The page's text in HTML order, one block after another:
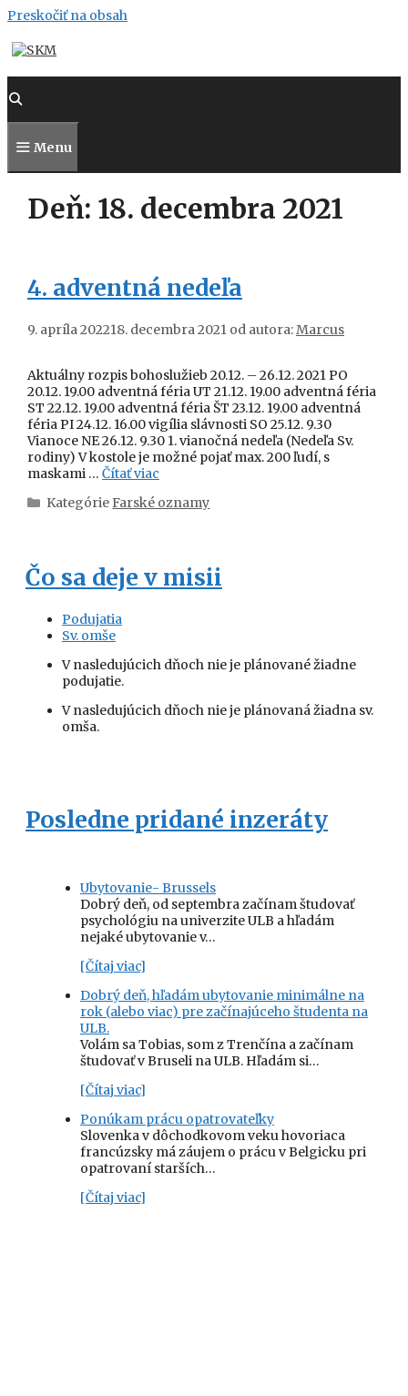
Preskočiť na obsah
Menu
Deň: 18. decembra 2021
4. adventná nedeľa
9. apríla 202218. decembra 2021 od autora:Marcus
Aktuálny rozpis bohoslužieb 20.12. – 26.12. 2021 PO
20.12. 19.00 adventná féria UT 21.12. 19.00 adventná féria
ST 22.12. 19.00 adventná féria ŠT 23.12. 19.00 adventná
féria PI 24.12. 16.00 vigília slávnosti SO 25.12. 9.30
Vianoce NE 26.12. 9.30 1. vianočná nedeľa (Nedeľa Sv.
rodiny) V kostole je možné pojať max. 200 ľudí, s
maskami … Čítať viac
KategórieFarské oznamy
Čo sa deje v misii
Podujatia
Sv. omše
V nasledujúcich dňoch nie je plánované žiadne
podujatie.
V nasledujúcich dňoch nie je plánovaná žiadna sv.
omša.
Posledne pridané inzeráty
Ubytovanie- Brussels
Dobrý deň, od septembra začínam študovať
psychológiu na univerzite ULB a hľadám
nejaké ubytovanie v…
[Čítaj viac]
Dobrý deň, hľadám ubytovanie minimálne na
rok (alebo viac) pre začínajúceho študenta na
ULB.
Volám sa Tobias, som z Trenčína a začínam
študovať v Bruseli na ULB. Hľadám si…
[Čítaj viac]
Ponúkam prácu opatrovateľky
Slovenka v dôchodkovom veku hovoriaca
francúzsky má záujem o prácu v Belgicku pri
opatrovaní starších…
[Čítaj viac]